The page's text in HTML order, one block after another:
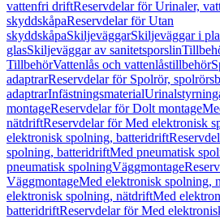
vattenfri driftReservdelar för Urinaler,
skyddskåpaReservdelar för Utan
skyddskåpaSkiljeväggarSkiljeväggar i
glasSkiljeväggar av sanitetsporslin
TillbehörVattenlås och vattenlåstillbehör
adaptrarReservdelar för Spolrör,
adaptrarInfästningsmaterial
montageReservdelar för Dolt montage
nätdriftReservdelar för Med elektronisk
elektronisk spolning, batteridrift
spolning, batteridriftMed pneumatisk
pneumatisk spolningVäggmontage
VäggmontageMed elektronisk spolning,
elektronisk spolning, nätdriftMed
batteridriftReservdelar för Med